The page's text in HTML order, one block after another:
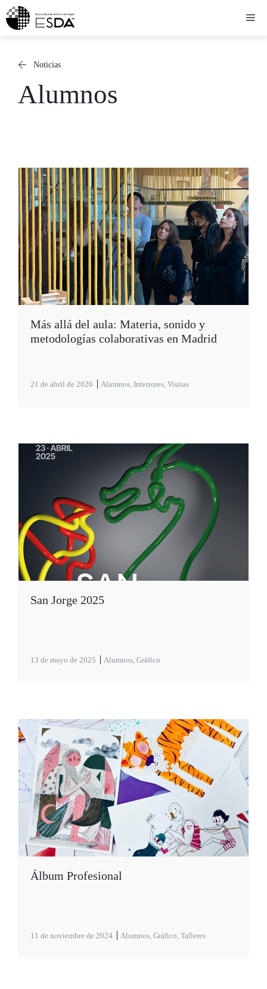
Saltar
Noticias
Alumnos
Más allá del aula: Materia, sonido y
metodologías colaborativas en Madrid
21 de abril de 2026 Alumnos, Interiores, Visitas
San Jorge 2025
13 de mayo de 2025 Alumnos, Gráfico
Álbum Profesional
11 de noviembre de 2024 Alumnos, Gráfico, Talleres